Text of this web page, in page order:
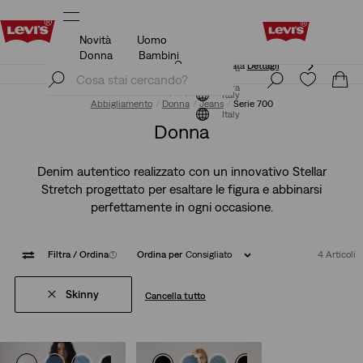
Politica di spedizione e resi Aggiornata
Iscriviti ora
Italy
Novità
Uomo
Donna
Bambini
Politica di spedizione e resi Aggiornata Dettagli
Iscriviti ora
Italy
Abbigliamento Donna Jeans Serie 700
Donna
Denim autentico realizzato con un innovativo Stellar
Stretch progettato per esaltare le figura e abbinarsi
perfettamente in ogni occasione.
Filtra/ Ordina(1) Ordina per Consigliato 4 Articoli
Skinny Cancella tutto